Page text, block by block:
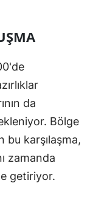
da
Bölge
bu karşılaşma,
zamanda
getiriyor.